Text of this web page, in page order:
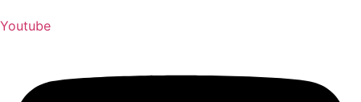
Youtube